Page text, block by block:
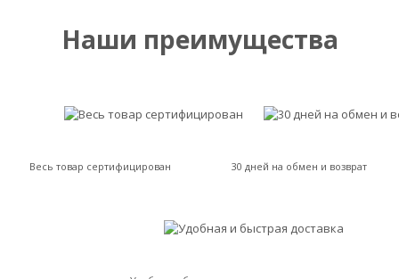
Наши преимущества
Весь товар сертифицирован 30 дней на обмен и возврат